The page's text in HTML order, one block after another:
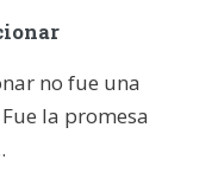
no fue una
la promesa